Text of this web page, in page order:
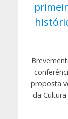
proposta
da